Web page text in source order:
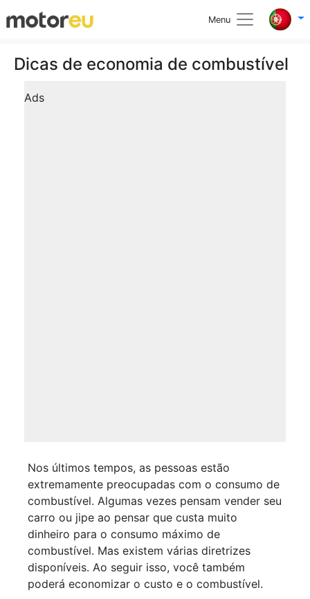
Menu
Dicas de economia de combustível
Ads
Nos últimos tempos, as pessoas estão
extremamente preocupadas com o consumo de
combustível. Algumas vezes pensam vender seu
carro ou jipe ​​ao pensar que custa muito
dinheiro para o consumo máximo de
combustível. Mas existem várias diretrizes
disponíveis. Ao seguir isso, você também
poderá economizar o custo e o combustível.